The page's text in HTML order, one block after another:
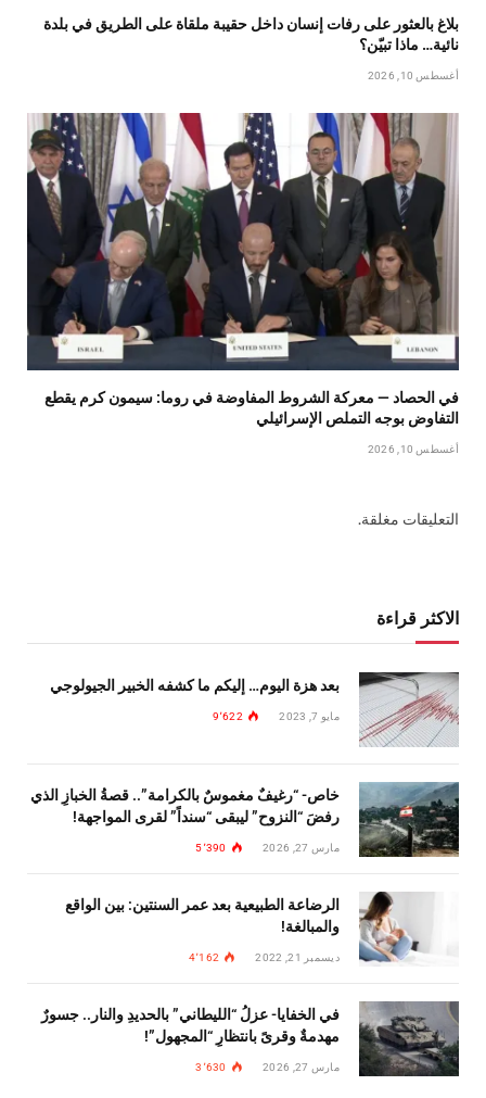
بلاغ بالعثور على رفات إنسان داخل حقيبة ملقاة على الطريق في بلدة
نائية… ماذا تبيّن؟
أغسطس 10, 2026
في الحصاد — معركة الشروط المفاوضة في روما: سيمون كرم يقطع
التفاوض بوجه التملص الإسرائيلي
أغسطس 10, 2026
التعليقات مغلقة.
الاكثر قراءة
بعد هزة اليوم… إليكم ما كشفه الخبير الجيولوجي
مايو 7, 2023 9٬622
خاص- “رغيفٌ مغموسٌ بالكرامة”.. قصةُ الخبازِ الذي
رفضَ “النزوح” ليبقى “سنداً” لقرى المواجهة!
مارس 27, 2026 5٬390
الرضاعة الطبيعية بعد عمر السنتين: بين الواقع
والمبالغة!
ديسمبر 21, 2022 4٬162
في الخفايا- عزلُ “الليطاني” بالحديدِ والنار.. جسورٌ
مهدمةٌ وقرىً بانتظارِ “المجهول”!
مارس 27, 2026 3٬630